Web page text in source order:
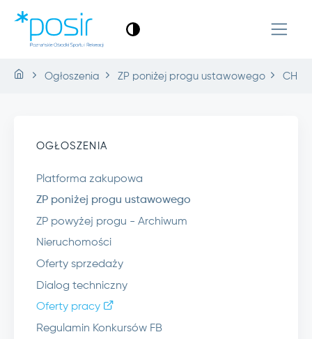
Ogłoszenia ZP poniżej progu ustawowego
OGŁOSZENIA
Platforma zakupowa
ZP poniżej progu ustawowego
ZP powyżej progu - Archiwum
Nieruchomości
Oferty sprzedaży
Dialog techniczny
Oferty pracy
Regulamin Konkursów FB